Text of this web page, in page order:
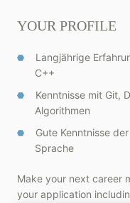
YOUR PROFILE
Langjährige
C++
Kenntnisse mit Git,
Algorithmen
Gute Kenntnisse
Sprache
Make your next career
your application